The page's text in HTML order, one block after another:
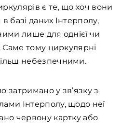
є те, що хоч вони
базі даних Інтерполу,
лише для однієї чи
Саме тому циркулярні
небезпечними.
затримано у зв’язку з
Інтерполу, щодо неї
червону картку або